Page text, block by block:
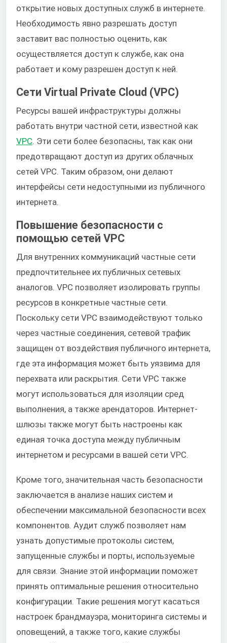
открытие новых доступных служб в интернете.
Необходимость явно разрешать доступ
заставит вас полностью оценить, как
осуществляется доступ к службе, как она
работает и кому разрешен доступ к ней.
Сети Virtual Private Cloud (VPC)
Ресурсы вашей инфраструктуры должны
работать внутри частной сети, известной как
VPC. Эти сети более безопасны, так как они
предотвращают доступ из других облачных
сетей VPC. Таким образом, они делают
интерфейсы сети недоступными из публичного
интернета.
Повышение безопасности с
помощью сетей VPC
Для внутренних коммуникаций частные сети
предпочтительнее их публичных сетевых
аналогов. VPC позволяет изолировать группы
ресурсов в конкретные частные сети.
Поскольку сети VPC взаимодействуют только
через частные соединения, сетевой трафик
защищен от воздействия публичного интернета,
где эта информация может быть уязвима для
перехвата или раскрытия. Сети VPC также
могут использоваться для изоляции сред
выполнения, а также арендаторов. Интернет-
шлюзы также могут быть настроены как
единая точка доступа между публичным
интернетом и ресурсами в вашей сети VPC.
Кроме того, значительная часть безопасности
заключается в анализе наших систем и
обеспечении максимальной безопасности всех
компонентов. Аудит служб позволяет нам
узнать допустимые протоколы систем,
запущенные службы и порты, используемые
для связи. Знание этой информации поможет
принять оптимальные решения относительно
конфигурации. Такие решения могут касаться
настроек брандмауэра, мониторинга системы и
оповещений, а также того, какие службы